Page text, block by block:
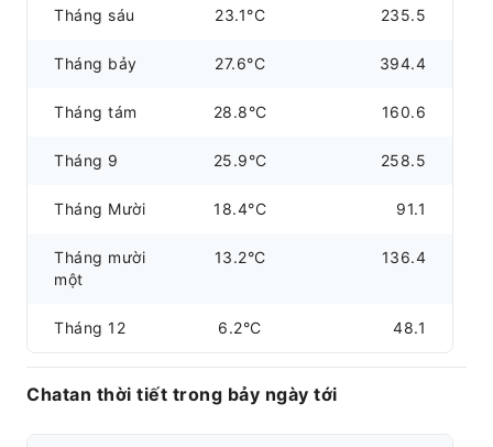
Tháng sáu 23.1°C 235.5
Tháng bảy 27.6°C 394.4
Tháng tám 28.8°C 160.6
Tháng 9 25.9°C 258.5
Tháng Mười 18.4°C 91.1
Tháng mười
một
13.2°C 136.4
Tháng 12 6.2°C 48.1
Chatan thời tiết trong bảy ngày tới